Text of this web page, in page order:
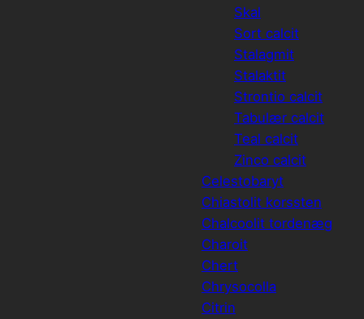
Skal
Sort calcit
Stalagmit
Stalaktit
Strontio calcit
Tabulær calcit
Teal calcit
Zinco calcit
Celestobaryt
Chiastolit korssten
Chalcoolit tordenæg
Charoit
Chert
Chrysocolla
Citrin